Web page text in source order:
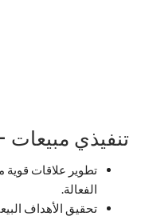
تنفيذي
تطوير علاقات قوية
الفعالة.
تحقيق الأهداف